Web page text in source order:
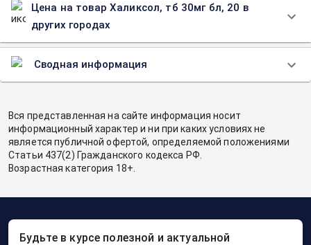
Цена на товар Халиксол, тб 30мг бл, 20 в
других городах
Сводная информация
Вся представленная на сайте информация носит
информационный характер и ни при каких условиях не
является публичной офертой, определяемой положениями
Статьи 437(2) Гражданского кодекса РФ.
Возрастная категория 18+.
Будьте в курсе полезной и актуальной